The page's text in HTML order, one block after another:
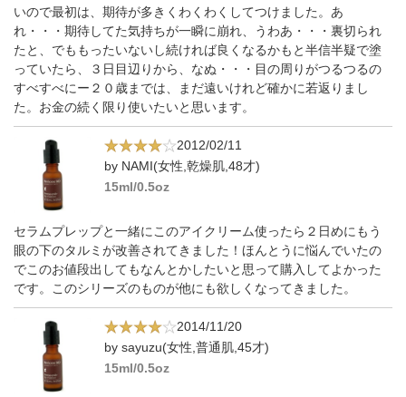
いので最初は、期待が多きくわくわくしてつけました。あ
れ・・・期待してた気持ちが一瞬に崩れ、うわあ・・・裏切られ
たと、でももったいないし続ければ良くなるかもと半信半疑で塗
っていたら、３日目辺りから、なぬ・・・目の周りがつるつるの
すべすべにー２０歳までは、まだ遠いけれど確かに若返りまし
た。お金の続く限り使いたいと思います。
2012/02/11
by NAMI(女性,乾燥肌,48才)
15ml/0.5oz
セラムプレップと一緒にこのアイクリーム使ったら２日めにもう
眼の下のタルミが改善されてきました！ほんとうに悩んでいたの
でこのお値段出してもなんとかしたいと思って購入してよかった
です。このシリーズのものが他にも欲しくなってきました。
2014/11/20
by sayuzu(女性,普通肌,45才)
15ml/0.5oz